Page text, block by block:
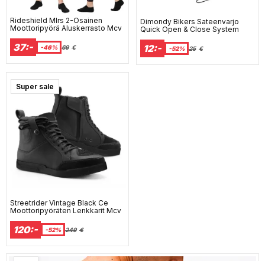
Rideshield Mlrs 2-Osainen
Moottoripyörä Aluskerrasto Mcv
37:- -46% 69 €
Dimondy Bikers Sateenvarjo
Quick Open & Close System
12:- -52% 25 €
Super sale
Streetrider Vintage Black Ce
Moottoripyöräten Lenkkarit Mcv
120:- -52% 249 €